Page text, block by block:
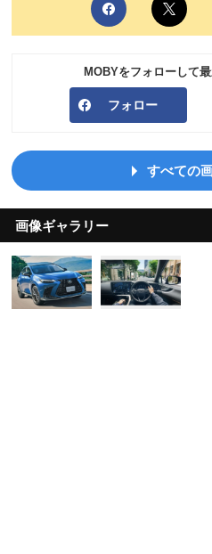
MOBYをフォローして
フォロー
すべての
画像ギャラリー